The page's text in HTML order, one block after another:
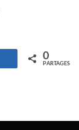
Partagez 0
PARTAGES